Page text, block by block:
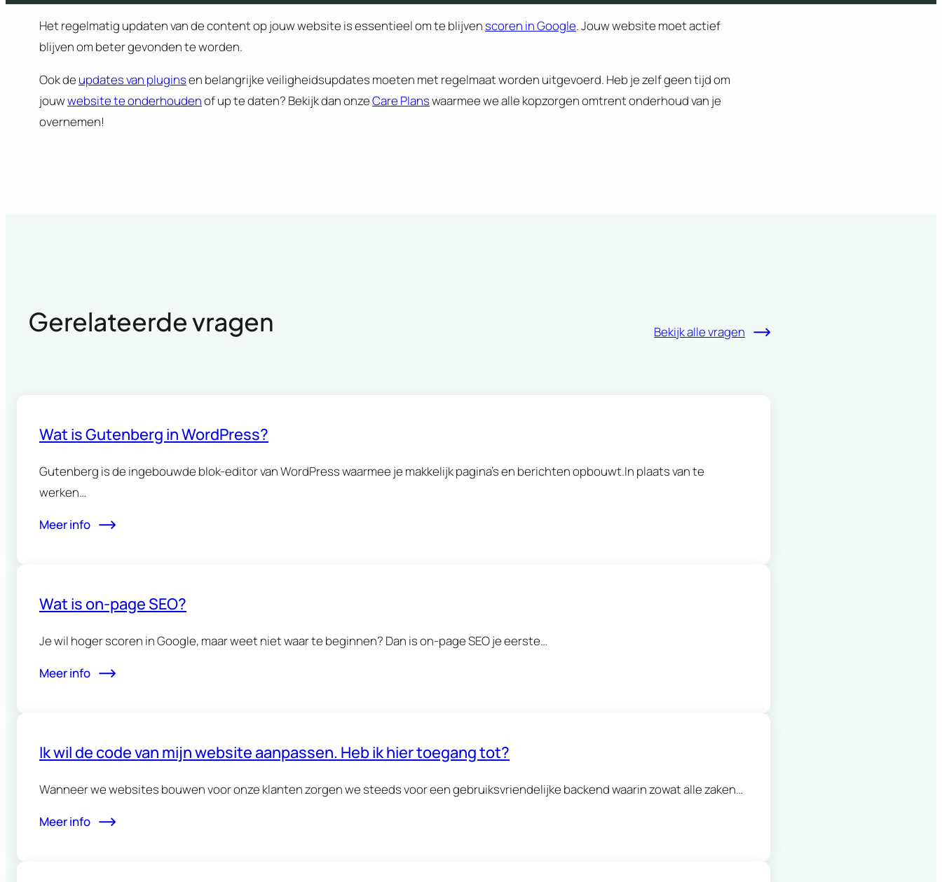
Het regelmatig updaten van de content op jouw website is essentieel om te blijven scoren in Google. Jouw website moet actief
blijven om beter gevonden te worden.
Ook de updates van pluginsen belangrijke veiligheidsupdates moeten met regelmaat worden uitgevoerd. Heb je zelf geen tijd om
jouwwebsite te onderhoudenof up te daten? Bekijk dan onzeCare Planswaarmee we alle kopzorgen omtrent onderhoud van je
overnemen!
Gerelateerde vragen Bekijk alle vragen
Wat is Gutenberg in WordPress?
Gutenberg is de ingebouwde blok-editor van WordPress waarmee je makkelijk pagina’s en berichten opbouwt.In plaats van te
werken…
Meer info
Wat is on-page SEO?
Je wil hoger scoren in Google, maar weet niet waar te beginnen? Dan is on-page SEO je eerste…
Meer info
Ik wil de code van mijn website aanpassen. Heb ik hier toegang tot?
Wanneer we websites bouwen voor onze klanten zorgen we steeds voor een gebruiksvriendelijke backend waarin zowat alle zaken…
Meer info